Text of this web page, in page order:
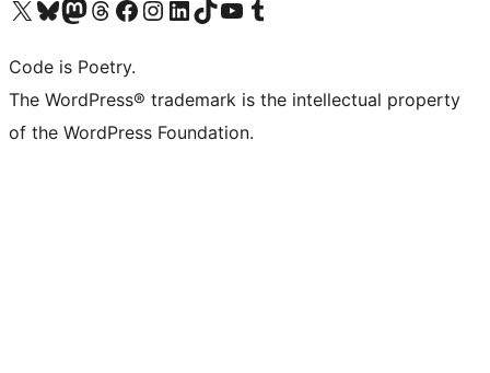
Visit our X (formerly Twitter) account
ഞങ്ങളുടെ ബ്ലൂസ്കൈ അക്കൗണ്ട് സന്ദർശിക്കുക
Visit our Mastodon account
ഞങ്ങളുടെ ത്രെഡ്സ് അക്കൗണ്ട് സന്ദർശിക്കുക
Visit our Facebook page
Visit our Instagram account
Visit our LinkedIn account
ഞങ്ങളുടെ ടിക് ടോക് അക്കൗണ്ട് സന്ദർശിക്കുക
Visit our YouTube channel
ഞങ്ങളുടെ ടംബ്ലർ അക്കൗണ്ട് സന്ദർശിക്കുക
Code is Poetry.
The WordPress® trademark is the intellectual property
of the WordPress Foundation.